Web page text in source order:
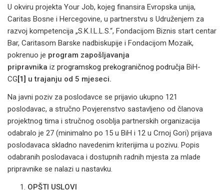
U okviru projekta Your Job, kojeg finansira Evropska unija,
Caritas Bosne i Hercegovine, u partnerstvu s Udruženjem za
razvoj kompetencija „S.K.I.L.L.S.“, Fondacijom Biznis start centar
Bar, Caritasom Barske nadbiskupije i Fondacijom Mozaik,
pokrenuo je program zapošljavanja
pripravnika iz programskog prekograničnog područja BiH-
CG[1] u trajanju od 5 mjeseci.
Na javni poziv za poslodavce se prijavio ukupno 121
poslodavac, a stručno Povjerenstvo sastavljeno od članova
projektnog tima i stručnog osoblja partnerskih organizacija
odabralo je 27 (minimalno po 15 u BiH i 12 u Crnoj Gori) prijava
poslodavaca skladno navedenim kriterijima u pozivu. Popis
odabranih poslodavaca i dostupnih radnih mjesta za mlade
pripravnike se nalazi u nastavku.
OPŠTI USLOVI